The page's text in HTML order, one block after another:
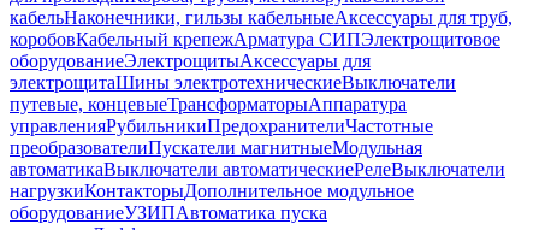
кабельНаконечники, гильзы кабельныеАксессуары для труб,
коробовКабельный крепежАрматура СИПЭлектрощитовое
оборудованиеЭлектрощитыАксессуары для
электрощитаШины электротехническиеВыключатели
путевые, концевыеТрансформаторыАппаратура
управленияРубильникиПредохранителиЧастотные
преобразователиПускатели магнитныеМодульная
автоматикаВыключатели автоматическиеРелеВыключатели
нагрузкиКонтакторыДополнительное модульное
оборудованиеУЗИПАвтоматика пуска